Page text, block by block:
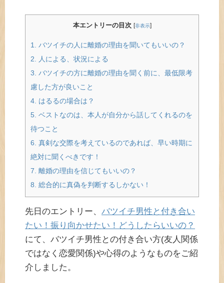
本エントリーの目次 [非表示]
1. バツイチの人に離婚の理由を聞いてもいいの？
2. 人による、状況による
3. バツイチの方に離婚の理由を聞く前に、最低限考
慮した方が良いこと
4. はるるの場合は？
5. ベストなのは、本人が自分から話してくれるのを
待つこと
6. 真剣な交際を考えているのであれば、早い時期に
絶対に聞くべきです！
7. 離婚の理由を信じてもいいの？
8. 総合的に真偽を判断するしかない！
先日のエントリー、 バツイチ男性と付き合い
たい！振り向かせたい！どうしたらいいの？
にて、バツイチ男性との付き合い方(友人関係
ではなく恋愛関係)や心得のようなものをご紹
介しました。